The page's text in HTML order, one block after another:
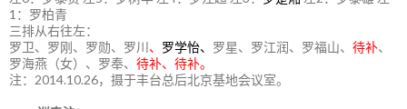
1：罗柏青
三排从右往左：
罗卫、罗刚、罗勋、罗川 、 罗学怡、 罗星、罗江润、罗福山、 待补、
罗海燕（女）、罗奉、 待补、待补。
注：2014.10.26，摄于丰台总后北京基地会议室。